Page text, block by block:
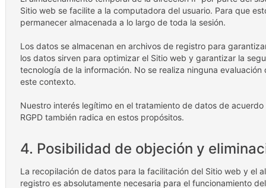
Sitio web se facilite a la computadora del usuario. Para que
permanecer almacenada a lo largo de toda la sesión.
Los datos se almacenan en archivos de registro para
los datos sirven para optimizar el Sitio web y garantizar la
tecnología de la información. No se realiza ninguna
este contexto.
Nuestro interés legítimo en el tratamiento de datos de
RGPD también radica en estos propósitos.
4. Posibilidad de objeción y
La recopilación de datos para la facilitación del Sitio web y el
registro es absolutamente necesaria para el funcionamiento